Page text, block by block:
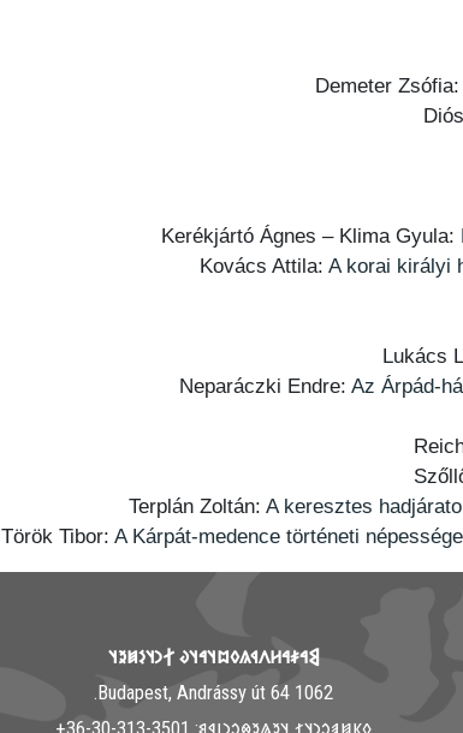
Demeter Zsófia:
Kerékjártó Ágnes – Klima Gyula:
Kovács Attila: A korai királyi
Lukács
Neparáczki Endre: Az Árpád-
Terplán Zoltán: A keresztes
Török Tibor: A Kárpát-medence történeti
𐲘𐳀𐳎𐳀𐳢𐳤𐳁𐳍𐳓𐳪𐳦𐳀𐳦𐳜 𐲐𐳙𐳦𐳋𐳯𐳉𐳦
1062 Budapest, Andrássy út 64.